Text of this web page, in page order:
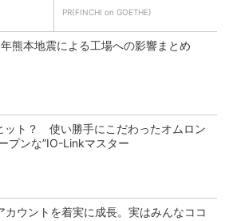
PR(FINCHI on GOETHE)
熊本地震による工場への影響まとめ
ット？ 使い勝手にこだわったオムロン
プンな”IO-Linkマスター
カウントを着実に成長。実はみんなココ